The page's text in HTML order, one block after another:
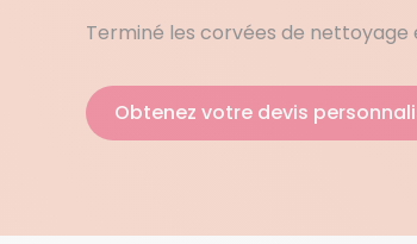
Terminé les corvées de nettoyage
Obtenez votre devis